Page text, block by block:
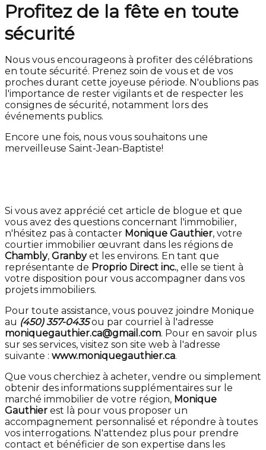
Profitez de la fête en toute
sécurité
Nous vous encourageons à profiter des célébrations
en toute sécurité. Prenez soin de vous et de vos
proches durant cette joyeuse période. N'oublions pas
l'importance de rester vigilants et de respecter les
consignes de sécurité, notamment lors des
événements publics.
Encore une fois, nous vous souhaitons une
merveilleuse Saint-Jean-Baptiste!
Si vous avez apprécié cet article de blogue et que
vous avez des questions concernant l'immobilier,
n'hésitez pas à contacter Monique Gauthier, votre
courtier immobilier œuvrant dans les régions de
Chambly, Granbyet les environs. En tant que
représentante de Proprio Direct inc., elle se tient à
votre disposition pour vous accompagner dans vos
projets immobiliers.
Pour toute assistance, vous pouvez joindre Monique
au (450) 357-0435ou par courriel à l'adresse
moniquegauthier.ca@gmail.com. Pour en savoir plus
sur ses services, visitez son site web à l'adresse
suivante : www.moniquegauthier.ca.
Que vous cherchiez à acheter, vendre ou simplement
obtenir des informations supplémentaires sur le
marché immobilier de votre région, Monique
Gauthier est là pour vous proposer un
accompagnement personnalisé et répondre à toutes
vos interrogations. N'attendez plus pour prendre
contact et bénéficier de son expertise dans les